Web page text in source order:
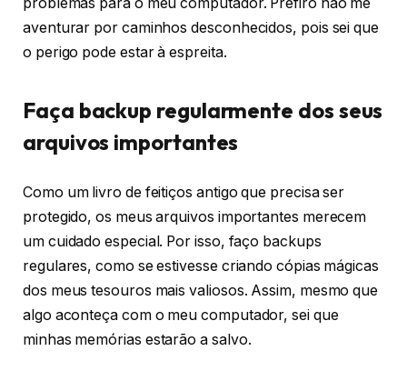
problemas para o meu computador. Prefiro não me
aventurar por caminhos desconhecidos, pois sei que
o perigo pode estar à espreita.
Faça backup regularmente dos seus
arquivos importantes
Como um livro de feitiços antigo que precisa ser
protegido, os meus arquivos importantes merecem
um cuidado especial. Por isso, faço backups
regulares, como se estivesse criando cópias mágicas
dos meus tesouros mais valiosos. Assim, mesmo que
algo aconteça com o meu computador, sei que
minhas memórias estarão a salvo.